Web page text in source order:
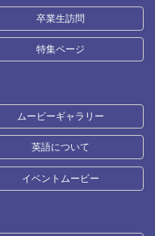
卒業生訪問
特集ページ
ムービーギャラリー
英語について
イベントムービー